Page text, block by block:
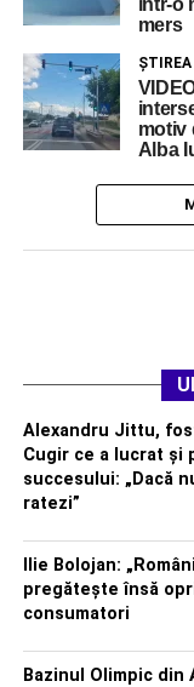
într-o
mers
motiv
Alba
Alexandru Jittu,
Cugir ce a lucrat și
succesului: „Dacă
ratezi”
Ilie Bolojan:
pregătește însă
consumatori
Bazinul Olimpic